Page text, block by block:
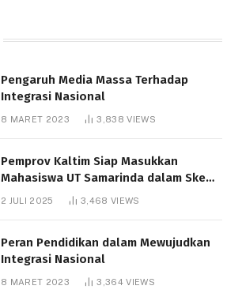
Pengaruh Media Massa Terhadap
Integrasi Nasional
8 MARET 2023 3,838VIEWS
Pemprov Kaltim Siap Masukkan
Mahasiswa UT Samarinda dalam Skema
Bantuan Pendidikan Gratispol
2 JULI 2025 3,468 VIEWS
Peran Pendidikan dalam Mewujudkan
Integrasi Nasional
8 MARET 2023 3,364VIEWS